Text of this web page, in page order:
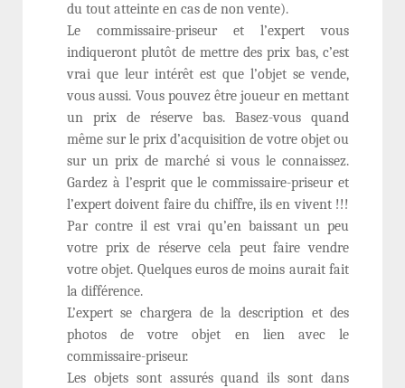
du tout atteinte en cas de non vente).
Le commissaire-priseur et l’expert vous
indiqueront plutôt de mettre des prix bas, c’est
vrai que leur intérêt est que l’objet se vende,
vous aussi. Vous pouvez être joueur en mettant
un prix de réserve bas. Basez-vous quand
même sur le prix d’acquisition de votre objet ou
sur un prix de marché si vous le connaissez.
Gardez à l’esprit que le commissaire-priseur et
l’expert doivent faire du chiffre, ils en vivent !!!
Par contre il est vrai qu’en baissant un peu
votre prix de réserve cela peut faire vendre
votre objet. Quelques euros de moins aurait fait
la différence.
L’expert se chargera de la description et des
photos de votre objet en lien avec le
commissaire-priseur.
Les objets sont assurés quand ils sont dans